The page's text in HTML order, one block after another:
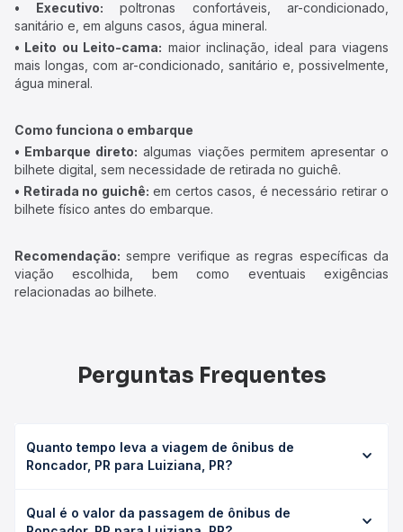
• Executivo: poltronas confortáveis, ar-condicionado,
sanitário e, em alguns casos, água mineral.
• Leito ou Leito-cama: maior inclinação, ideal para viagens
mais longas, com ar-condicionado, sanitário e, possivelmente,
água mineral.
Como funciona o embarque
• Embarque direto: algumas viações permitem apresentar o
bilhete digital, sem necessidade de retirada no guichê.
• Retirada no guichê: em certos casos, é necessário retirar o
bilhete físico antes do embarque.
Recomendação: sempre verifique as regras específicas da
viação escolhida, bem como eventuais exigências
relacionadas ao bilhete.
Perguntas Frequentes
Quanto tempo leva a viagem de ônibus de
Roncador, PR para Luiziana, PR?
leva em média 1h 38min, podendo variar conforme a
Qual é o valor da passagem de ônibus de